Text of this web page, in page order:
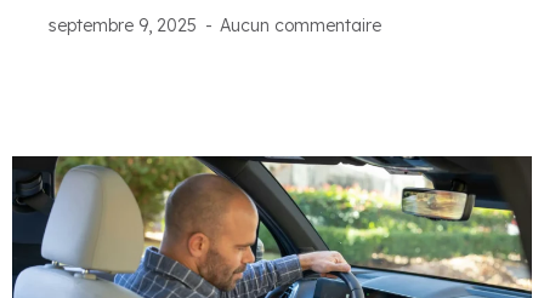
septembre 9, 2025 Aucun commentaire